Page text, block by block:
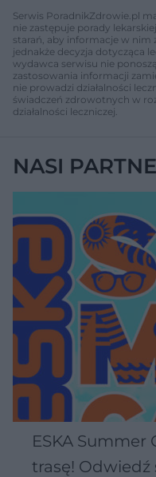
Serwis PoradnikZdrowie.pl
nie zastępuje porady
starań, aby informacje w nim
jednakże decyzja dotycząca
wydawca serwisu nie
zastosowania informacji
nie prowadzi działalności
świadczeń zdrowotnych w
działalności leczniczej.
NASI
ESKA Summer
trasę! Odwiedź